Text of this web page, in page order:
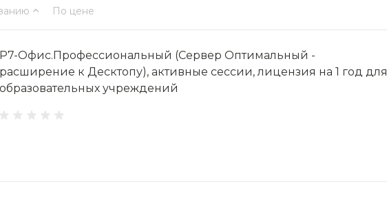
По цене
Р7-Офис.Профессиональный (Сервер Оптимальный -
расширение к Десктопу), активные сессии, лицензия на 1 год для
образовательных учреждений